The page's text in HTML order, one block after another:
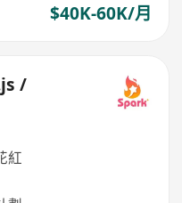
$40K-60K/月
/
紅